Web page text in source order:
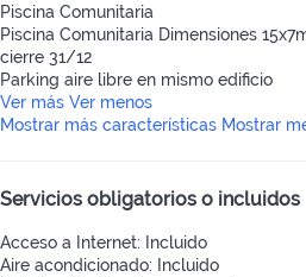
Piscina Comunitaria
Piscina Comunitaria Dimensiones
cierre 31/12
Parking aire libre en mismo edificio
Ver más Ver menos
Mostrar más características Mostrar
Servicios obligatorios o incluidos
Acceso a Internet: Incluido
Aire acondicionado: Incluido